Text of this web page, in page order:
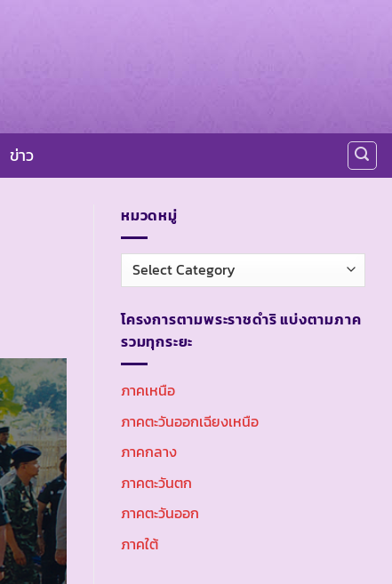
ข่าว
หมวดหมู่
หมวด
หมู่
โครงการตามพระราชดำริ แบ่งตามภาค
รวมทุกระยะ
ภาคเหนือ
ภาคตะวันออกเฉียงเหนือ
ภาคกลาง
ภาคตะวันตก
ภาคตะวันออก
ภาคใต้